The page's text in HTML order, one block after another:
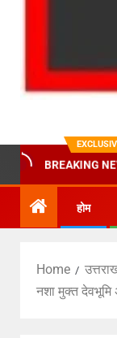
BREAKING
का ऑरेंज़े अलर्ट किया
होम
Home
नशा मुक्त देवभूमि